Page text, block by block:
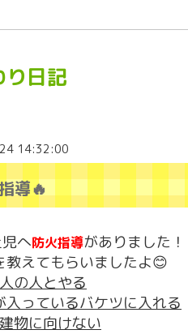
り日記
14:32:00
導🔥
へ防火指導がありました
えてもらいましたよ😊
の人とやる
っているバケツに入れる
物に向けない